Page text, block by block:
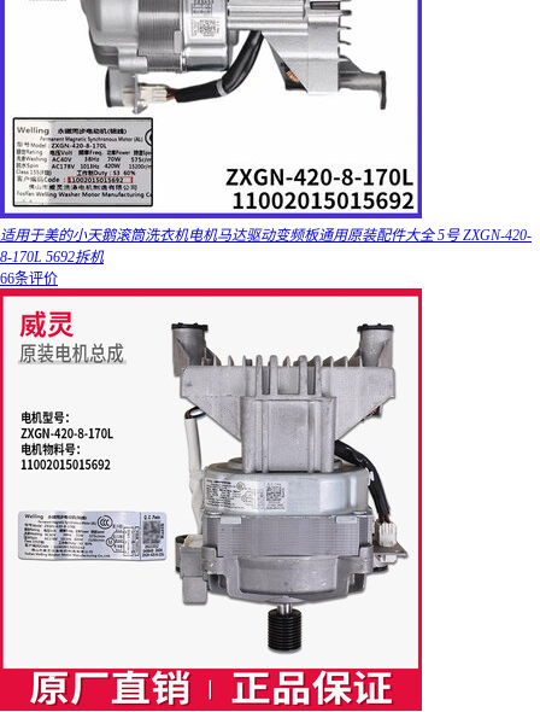
适用于美的小天鹅滚筒洗衣机电机马达驱动变频板通用原装配件大全 5号 ZXGN-420-
8-170L 5692拆机
66条评价